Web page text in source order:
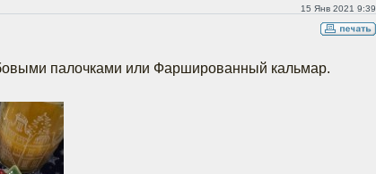
15 Янв 2021 9:39
палочками или Фаршированный кальмар.